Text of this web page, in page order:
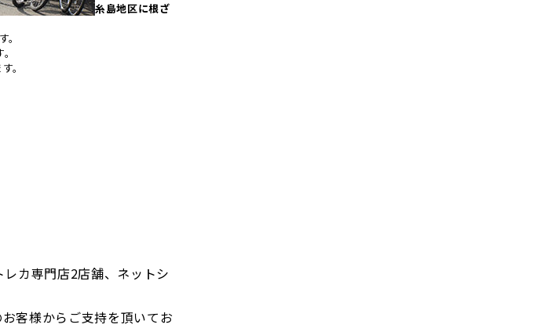
糸島地区に根ざ
。
カ専門店2店舗、ネットシ
客様からご支持を頂いてお